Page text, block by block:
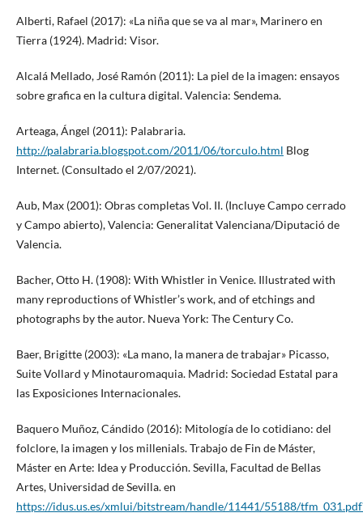
Alberti, Rafael (2017): «La niña que se va al mar», Marinero en
Tierra (1924). Madrid: Visor.
Alcalá Mellado, José Ramón (2011): La piel de la imagen: ensayos
sobre grafica en la cultura digital. Valencia: Sendema.
Arteaga, Ángel (2011): Palabraria.
http://palabraria.blogspot.com/2011/06/torculo.html Blog
Internet. (Consultado el 2/07/2021).
Aub, Max (2001): Obras completas Vol. II. (Incluye Campo cerrado
y Campo abierto), Valencia: Generalitat Valenciana/Diputació de
Valencia.
Bacher, Otto H. (1908): With Whistler in Venice. Illustrated with
many reproductions of Whistler’s work, and of etchings and
photographs by the autor. Nueva York: The Century Co.
Baer, Brigitte (2003): «La mano, la manera de trabajar» Picasso,
Suite Vollard y Minotauromaquia. Madrid: Sociedad Estatal para
las Exposiciones Internacionales.
Baquero Muñoz, Cándido (2016): Mitología de lo cotidiano: del
folclore, la imagen y los millenials. Trabajo de Fin de Máster,
Máster en Arte: Idea y Producción. Sevilla, Facultad de Bellas
Artes, Universidad de Sevilla. en
https://idus.us.es/xmlui/bitstream/handle/11441/55188/